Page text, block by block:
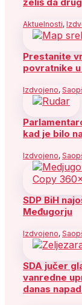
Aktuelnosti,
Prestanite
povratnike u
Izdvojeno,
kad je bilo
Izdvojeno,
SDP BiH
Međugorju
Izdvojeno,
SDA jučer
vanredne
danas